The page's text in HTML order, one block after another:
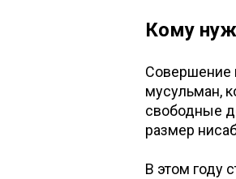
Кому
Совершение
мусульман,
свободные
размер
В этом году